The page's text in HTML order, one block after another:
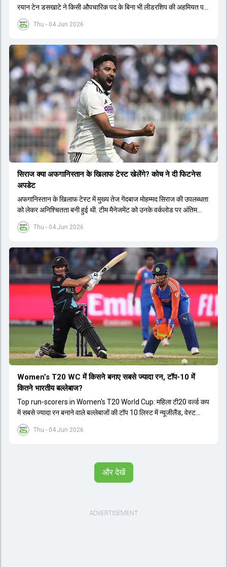
Thu - 04 Jun 2026
रयान टेन डसखाटे ने किसी औपचारिक पद के बिना भी लीडरशिप की अहमियत पर
जोर दिया और कहा कि पंत का ध्यान खेल की स्थिति के आधार पर सही फैसले लेने
पर होना चाहिए.
Thu - 04 Jun 2026
सिराज क्या अफगान‍िस्तान के ख‍िलाफ टेस्ट खेलेंगे? कोच ने दी फिटनेस
अपडेट
अफगान‍िस्तान के ख‍िलाफ टेस्ट में मुख्य तेज गेंदबाज मोहम्मद सिराज की उपलब्धता
को लेकर अनिश्चितता बनी हुई थी. टीम मैनेजमेंट को उनके वर्कलोड पर अंतिम
फैसला लेना था.
Thu - 04 Jun 2026
Women’s T20 WC में किसने बनाए सबसे ज्यादा रन, टॉप-10 में
कितने भारतीय बल्लेबाज?
Top run-scorers in Women's T20 World Cup: महिला टी20 वर्ल्ड कप
में सबसे ज्यादा रन बनाने वाले बल्लेबाजों की टॉप 10 लिस्ट में न्यूजीलैंड, वेस्ट
इंडीज, ऑस्ट्रेलिया और इंग्लैंड की बल्लेबाजों का दबदबा है. टॉप 10 लिस्ट में तीन
ऑस्ट्रेलियाई खिलाड़ी शामिल हैं. न्यूजीलैंड की दो और वेस्ट इंडीज की दो खिलाड़ी
और देखें